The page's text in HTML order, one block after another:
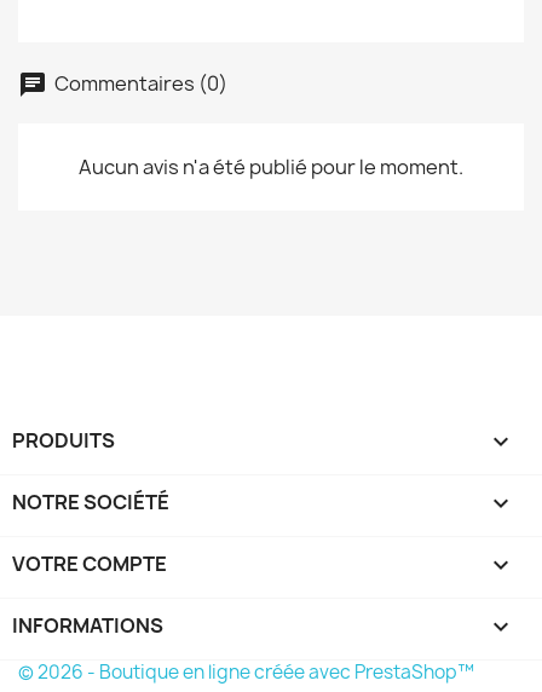
Commentaires (0)
Aucun avis n'a été publié pour le moment.
PRODUITS 
NOTRE SOCIÉTÉ 
VOTRE COMPTE 
INFORMATIONS keyboard_arrow_down
© 2026 - Boutique en ligne créée avec PrestaShop™